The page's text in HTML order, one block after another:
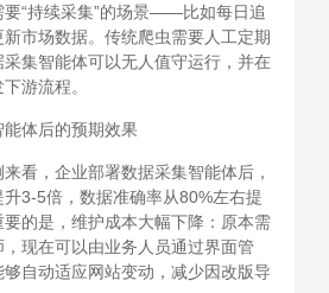
要“持续采集”的场景——比如每日追
市场数据。传统爬虫需要人工定期
集智能体可以无人值守运行，并在
游流程。
体后的预期效果
看，企业部署数据采集智能体后，
3-5倍，数据准确率从80%左右提
的是，维护成本大幅下降：原本需
现在可以由业务人员通过界面管
自动适应网站变动，减少因改版导